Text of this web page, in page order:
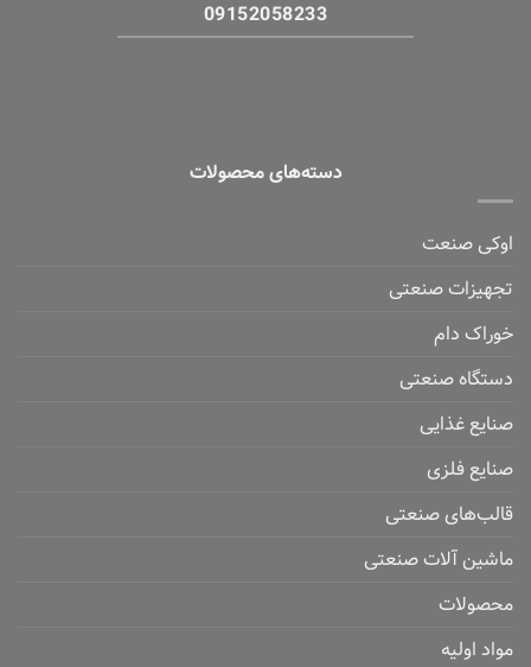
09152058233
دسته‌های محصولات
اوکی صنعت
تجهیزات صنعتی
خوراک دام
دستگاه صنعتی
صنایع غذایی
صنایع فلزی
قالب‌های صنعتی
ماشین آلات صنعتی
محصولات
مواد اولیه